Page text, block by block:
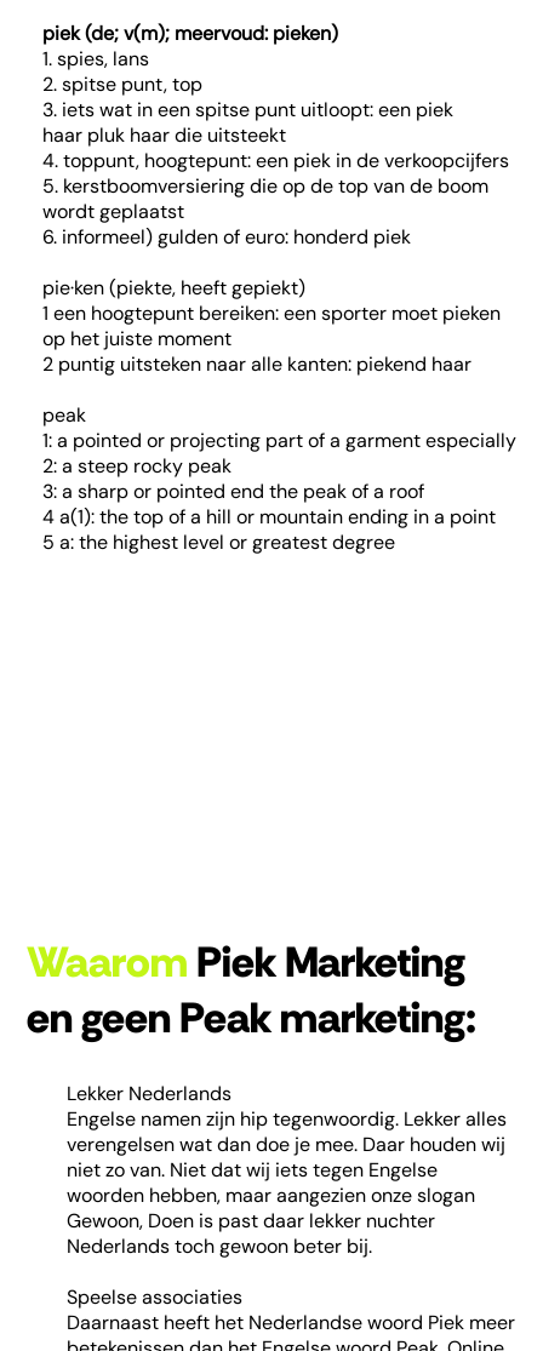
piek (de; v(m); meervoud: pieken)
1. spies, lans
2. spitse punt, top
3. iets wat in een spitse punt uitloopt: een piek
haar pluk haar die uitsteekt
4. toppunt, hoogtepunt: een piek in de verkoopcijfers
5. kerstboomversiering die op de top van de boom
wordt geplaatst
6. informeel) gulden of euro: honderd piek
pie·ken (piekte, heeft gepiekt)
1 een hoogtepunt bereiken: een sporter moet pieken
op het juiste moment
2 puntig uitsteken naar alle kanten: piekend haar
peak
1: a pointed or projecting part of a garment especially
2: a steep rocky peak
3: a sharp or pointed end the peak of a roof
4 a(1): the top of a hill or mountain ending in a point
5 a: the highest level or greatest degree
WaaromPiek Marketing
en geen Peak marketing:
Lekker Nederlands
Engelse namen zijn hip tegenwoordig. Lekker alles
verengelsen wat dan doe je mee. Daar houden wij
niet zo van. Niet dat wij iets tegen Engelse
woorden hebben, maar aangezien onze slogan
Gewoon, Doen is past daar lekker nuchter
Nederlands toch gewoon beter bij.
Speelse associaties
Daarnaast heeft het Nederlandse woord Piek meer